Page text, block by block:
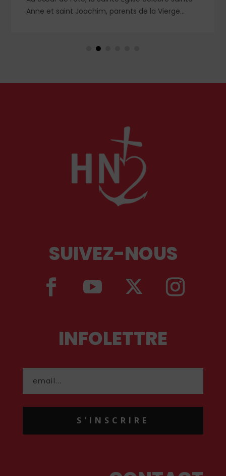
Anne et saint Joachim, parents de la Vierge
en Orient qu’en Occident, célèbre par sa piété
SUIVEZ-NOUS
INFOLETTRE
S'INSCRIRE